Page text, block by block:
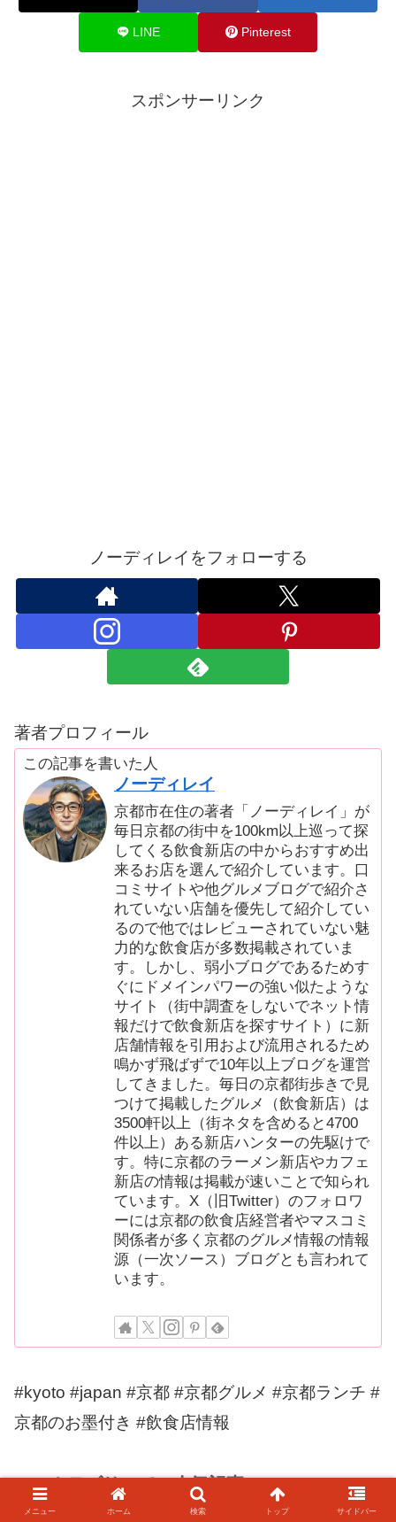
LINE Pinterest
スポンサーリンク
ノーディレイをフォローする
著者プロフィール
この記事を書いた人
ノーディレイ
京都市在住の著者「ノーディレイ」が
毎日京都の街中を100km以上巡って探
してくる飲食新店の中からおすすめ出
来るお店を選んで紹介しています。口
コミサイトや他グルメブログで紹介さ
れていない店舗を優先して紹介してい
るので他ではレビューされていない魅
力的な飲食店が多数掲載されていま
す。しかし、弱小ブログであるためす
ぐにドメインパワーの強い似たような
サイト（街中調査をしないでネット情
報だけで飲食新店を探すサイト）に新
店舗情報を引用および流用されるため
鳴かず飛ばずで10年以上ブログを運営
してきました。毎日の京都街歩きで見
つけて掲載したグルメ（飲食新店）は
3500軒以上（街ネタを含めると4700
件以上）ある新店ハンターの先駆けで
す。特に京都のラーメン新店やカフェ
新店の情報は掲載が速いことで知られ
ています。X（旧Twitter）のフォロワ
ーには京都の飲食店経営者やマスコミ
関係者が多く京都のグルメ情報の情報
源（一次ソース）ブログとも言われて
います。
#kyoto #japan #京都 #京都グルメ #京都ランチ #
京都のお墨付き #飲食店情報
このカテゴリーでの人気記事
【京都】創作工房Kei - 北区/びっく
メニュー ホーム 検索 トップ サイドバー